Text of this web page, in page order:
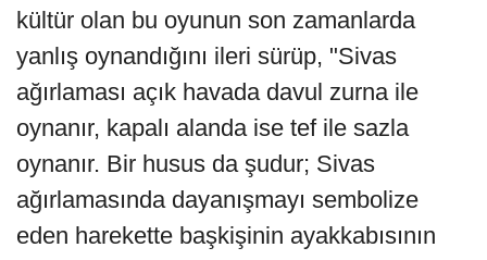
kültür olan bu oyunun son zamanlarda
yanlış oynandığını ileri sürüp, "Sivas
ağırlaması açık havada davul zurna ile
oynanır, kapalı alanda ise tef ile sazla
oynanır. Bir husus da şudur; Sivas
ağırlamasında dayanışmayı sembolize
eden harekette başkişinin ayakkabısının